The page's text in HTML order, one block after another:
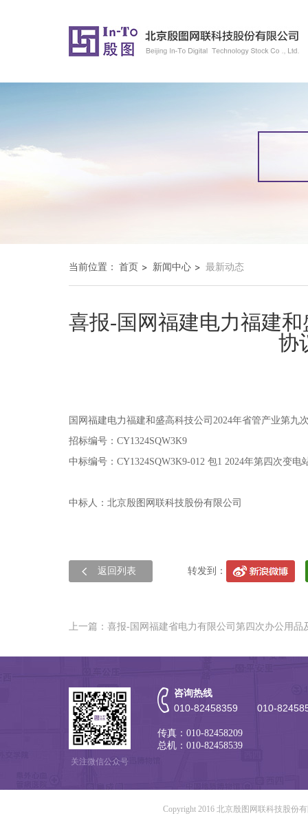
当前位置： 首页 新闻中心 最新动态
喜报-国网福建电力福建
协
国网福建电力福建和盛高科技公司2024年省管产业第九
招标编号：CY1324SQW3K9
中标编号：CY1324SQW3K9-012 包1 2024年第四次变
中标人：北京殷图网联科技股份有限公司
返回列表 转发到：
上一篇：喜报-国网福建省电力有限公司第四次办公用
关注微信公众号
咨询热线
010-82458359 010-
传真：010-82458209
总机：010-82458539
Copyright 2016 北京殷图网联科技股份